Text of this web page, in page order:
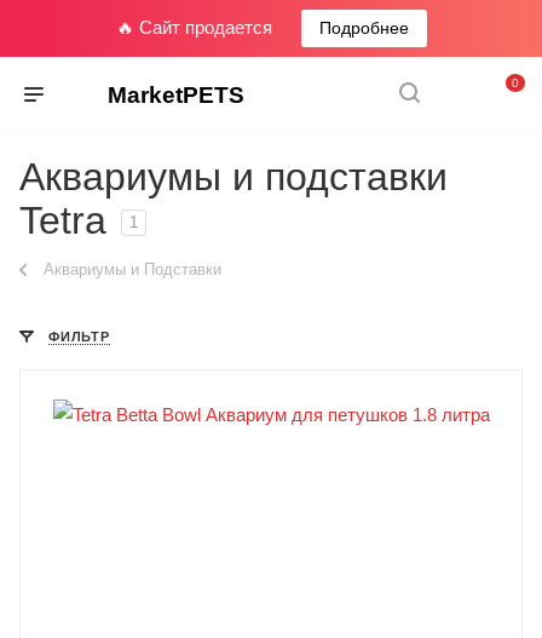
🔥 Сайт продается Подробнее
MarketPETS 0
Аквариумы и подставки
Tetra
1
Аквариумы и Подставки
ФИЛЬТР